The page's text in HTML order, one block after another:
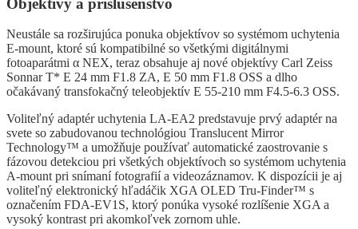
Neustále sa rozširujúca ponuka objektívov so systémom uchytenia
E-mount, ktoré sú kompatibilné so všetkými digitálnymi
fotoaparátmi α NEX, teraz obsahuje aj nové objektívy Carl Zeiss
Sonnar T* E 24 mm F1.8 ZA, E 50 mm F1.8 OSS a dlho
očakávaný transfokačný teleobjektív E 55-210 mm F4.5-6.3 OSS.
Voliteľný adaptér uchytenia LA-EA2 predstavuje prvý adaptér na
svete so zabudovanou technológiou Translucent Mirror
Technology™ a umožňuje používať automatické zaostrovanie s
fázovou detekciou pri všetkých objektívoch so systémom uchytenia
A-mount pri snímaní fotografií a videozáznamov. K dispozícii je aj
voliteľný elektronický hľadáčik XGA OLED Tru-Finder™ s
označením FDA-EV1S, ktorý ponúka vysoké rozlíšenie XGA a
vysoký kontrast pri akomkoľvek zornom uhle.